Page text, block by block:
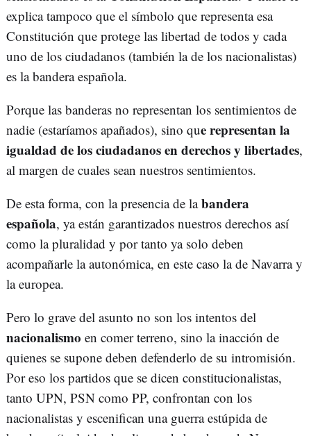
explica tampoco que el símbolo que representa esa
Constitución que protege las libertad de todos y cada
uno de los ciudadanos (también la de los nacionalistas)
es la bandera española.
Porque las banderas no representan los sentimientos de
nadie (estaríamos apañados), sino que representan la
igualdad de los ciudadanos en derechos y libertades,
al margen de cuales sean nuestros sentimientos.
De esta forma, con la presencia de labandera
española, ya están garantizados nuestros derechos así
como la pluralidad y por tanto ya solo deben
acompañarle la autonómica, en este caso la de Navarra y
la europea.
Pero lo grave del asunto no son los intentos del
nacionalismo en comer terreno, sino la inacción de
quienes se supone deben defenderlo de su intromisión.
Por eso los partidos que se dicen constitucionalistas,
tanto UPN, PSN como PP, confrontan con los
nacionalistas y escenifican una guerra estúpida de